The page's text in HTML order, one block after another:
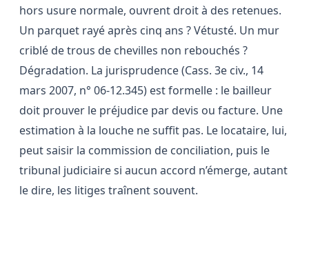
hors usure normale, ouvrent droit à des retenues.
Un parquet rayé après cinq ans ? Vétusté. Un mur
criblé de trous de chevilles non rebouchés ?
Dégradation. La jurisprudence (Cass. 3e civ., 14
mars 2007, n° 06-12.345) est formelle : le bailleur
doit prouver le préjudice par devis ou facture. Une
estimation à la louche ne suffit pas. Le locataire, lui,
peut saisir la commission de conciliation, puis le
tribunal judiciaire si aucun accord n’émerge, autant
le dire, les litiges traînent souvent.